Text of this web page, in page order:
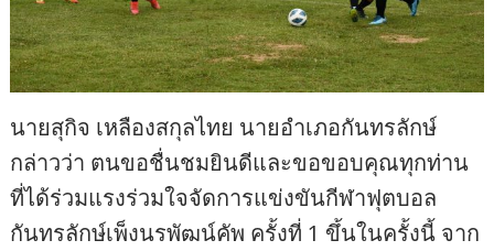
นายสุกิจ เหลืองสกุลไทย นายอำเภอกันทรลักษ์
กล่าวว่า ตนขอชื่นชมยินดีและขอขอบคุณทุกท่าน
ที่ได้ร่วมแรงร่วมใจจัดการแข่งขันกีฬาฟุตบอล
กันทรลักษ์เพ็งนรพัฒน์คัพ ครั้งที่ 1 ขึ้นในครั้งนี้ จาก